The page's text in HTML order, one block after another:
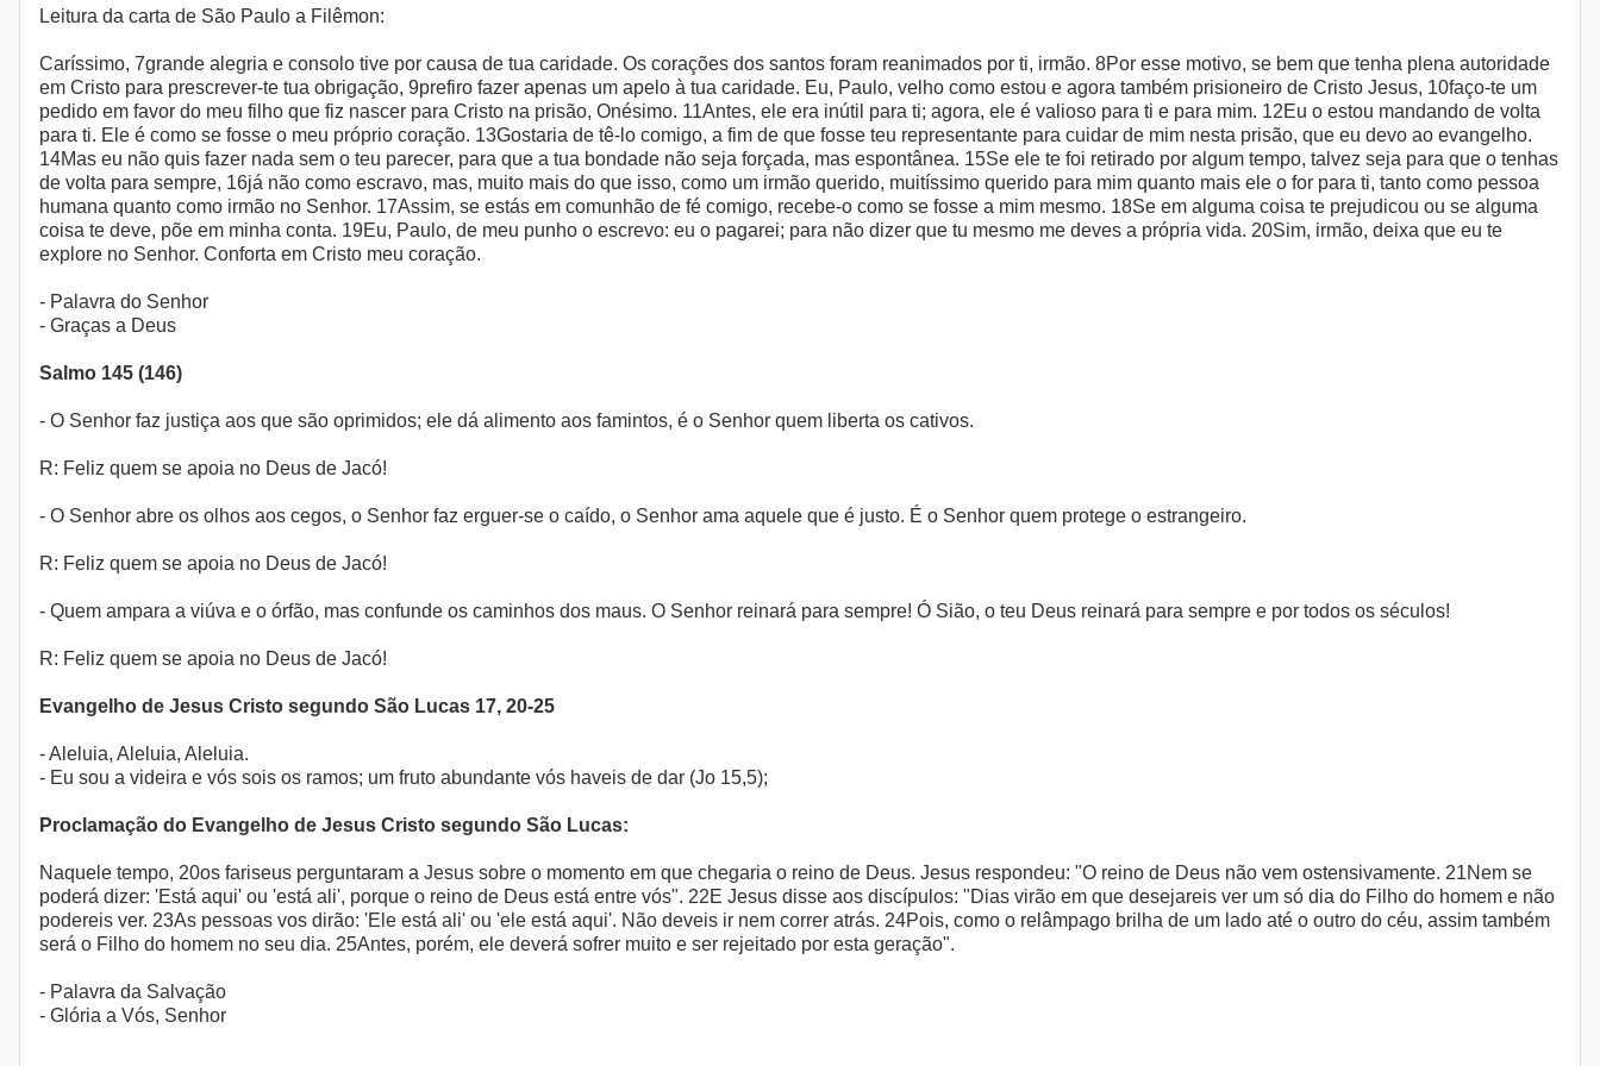
Leitura da carta de São Paulo a Filêmon:
Caríssimo, 7grande alegria e consolo tive por causa de tua caridade. Os corações dos santos foram reanimados por ti, irmão. 8Por esse motivo, se bem que tenha plena autoridade
em Cristo para prescrever-te tua obrigação, 9prefiro fazer apenas um apelo à tua caridade. Eu, Paulo, velho como estou e agora também prisioneiro de Cristo Jesus, 10faço-te um
pedido em favor do meu filho que fiz nascer para Cristo na prisão, Onésimo. 11Antes, ele era inútil para ti; agora, ele é valioso para ti e para mim. 12Eu o estou mandando de volta
para ti. Ele é como se fosse o meu próprio coração. 13Gostaria de tê-lo comigo, a fim de que fosse teu representante para cuidar de mim nesta prisão, que eu devo ao evangelho.
14Mas eu não quis fazer nada sem o teu parecer, para que a tua bondade não seja forçada, mas espontânea. 15Se ele te foi retirado por algum tempo, talvez seja para que o tenhas
de volta para sempre, 16já não como escravo, mas, muito mais do que isso, como um irmão querido, muitíssimo querido para mim quanto mais ele o for para ti, tanto como pessoa
humana quanto como irmão no Senhor. 17Assim, se estás em comunhão de fé comigo, recebe-o como se fosse a mim mesmo. 18Se em alguma coisa te prejudicou ou se alguma
coisa te deve, põe em minha conta. 19Eu, Paulo, de meu punho o escrevo: eu o pagarei; para não dizer que tu mesmo me deves a própria vida. 20Sim, irmão, deixa que eu te
explore no Senhor. Conforta em Cristo meu coração.
- Palavra do Senhor
- Graças a Deus
Salmo 145 (146)
- O Senhor faz justiça aos que são oprimidos; ele dá alimento aos famintos, é o Senhor quem liberta os cativos.
R: Feliz quem se apoia no Deus de Jacó!
- O Senhor abre os olhos aos cegos, o Senhor faz erguer-se o caído, o Senhor ama aquele que é justo. É o Senhor quem protege o estrangeiro.
R: Feliz quem se apoia no Deus de Jacó!
- Quem ampara a viúva e o órfão, mas confunde os caminhos dos maus. O Senhor reinará para sempre! Ó Sião, o teu Deus reinará para sempre e por todos os séculos!
R: Feliz quem se apoia no Deus de Jacó!
Evangelho de Jesus Cristo segundo São Lucas 17, 20-25
- Aleluia, Aleluia, Aleluia.
- Eu sou a videira e vós sois os ramos; um fruto abundante vós haveis de dar (Jo 15,5);
Proclamação do Evangelho de Jesus Cristo segundo São Lucas:
Naquele tempo, 20os fariseus perguntaram a Jesus sobre o momento em que chegaria o reino de Deus. Jesus respondeu: "O reino de Deus não vem ostensivamente. 21Nem se
poderá dizer: 'Está aqui' ou 'está ali', porque o reino de Deus está entre vós". 22E Jesus disse aos discípulos: "Dias virão em que desejareis ver um só dia do Filho do homem e não
podereis ver. 23As pessoas vos dirão: 'Ele está ali' ou 'ele está aqui'. Não deveis ir nem correr atrás. 24Pois, como o relâmpago brilha de um lado até o outro do céu, assim também
será o Filho do homem no seu dia. 25Antes, porém, ele deverá sofrer muito e ser rejeitado por esta geração".
- Palavra da Salvação
- Glória a Vós, Senhor